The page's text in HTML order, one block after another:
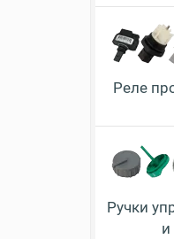
Реле
Ручки
и